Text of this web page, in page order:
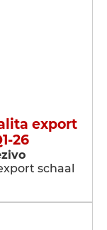
export
26
schaal